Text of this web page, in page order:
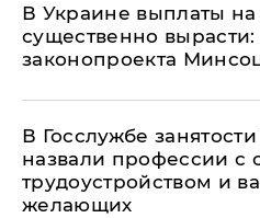
В Украине выплаты на
существенно
законопроекта
В Госслужбе
назвали профессии
трудоустройством и
желающих